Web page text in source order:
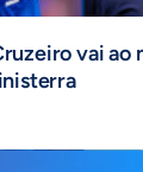
vai ao